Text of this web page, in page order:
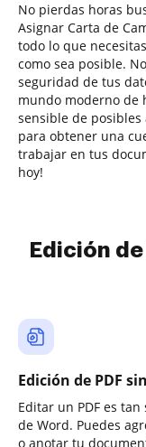
No pierdas horas
Asignar Carta de
todo lo que
como sea posible.
seguridad de tus
mundo moderno de
sensible de posibles
para obtener una
trabajar en tus
hoy!
Edición
Edición de PDF
Editar un PDF es
de Word. Puedes
o anotar tu